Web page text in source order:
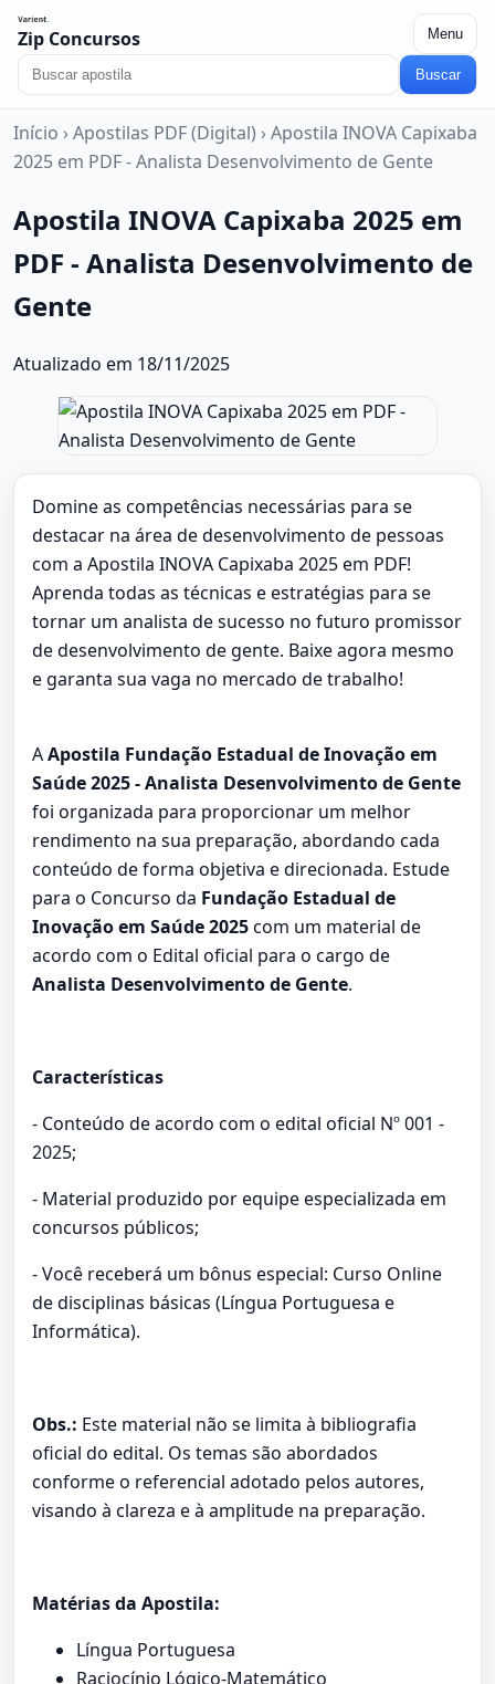
Zip Concursos Menu
Buscar
Início › Apostilas PDF (Digital) › Apostila INOVA Capixaba
2025 em PDF - Analista Desenvolvimento de Gente
Apostila INOVA Capixaba 2025 em
PDF - Analista Desenvolvimento de
Gente
Atualizado em 18/11/2025
Domine as competências necessárias para se
destacar na área de desenvolvimento de pessoas
com a Apostila INOVA Capixaba 2025 em PDF!
Aprenda todas as técnicas e estratégias para se
tornar um analista de sucesso no futuro promissor
de desenvolvimento de gente. Baixe agora mesmo
e garanta sua vaga no mercado de trabalho!
AApostila Fundação Estadual de Inovação em
Saúde 2025 - Analista Desenvolvimento de Gente
foi organizada para proporcionar um melhor
rendimento na sua preparação, abordando cada
conteúdo de forma objetiva e direcionada. Estude
para o Concurso da Fundação Estadual de
Inovação em Saúde 2025com um material de
acordo com o Edital oficial para o cargo de
Analista Desenvolvimento de Gente.
Características
- Conteúdo de acordo com o edital oficial Nº 001 -
2025;
- Material produzido por equipe especializada em
concursos públicos;
- Você receberá um bônus especial: Curso Online
de disciplinas básicas (Língua Portuguesa e
Informática).
Obs.: Este material não se limita à bibliografia
oficial do edital. Os temas são abordados
conforme o referencial adotado pelos autores,
visando à clareza e à amplitude na preparação.
Matérias da Apostila:
Língua Portuguesa
Raciocínio Lógico-Matemático